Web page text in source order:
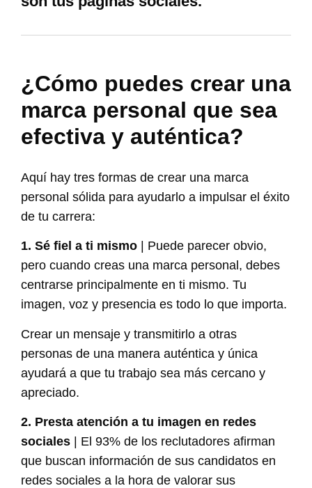
¿Cómo puedes crear una
marca personal que sea
efectiva y auténtica?
Aquí hay tres formas de crear una marca
personal sólida para ayudarlo a impulsar el éxito
de tu carrera:
1. Sé fiel a ti mismo | Puede parecer obvio,
pero cuando creas una marca personal, debes
centrarse principalmente en ti mismo. Tu
imagen, voz y presencia es todo lo que importa.
Crear un mensaje y transmitirlo a otras
personas de una manera auténtica y única
ayudará a que tu trabajo sea más cercano y
apreciado.
2. Presta atención a tu imagen en redes
sociales | El 93% de los reclutadores afirman
que buscan información de sus candidatos en
redes sociales a la hora de valorar sus